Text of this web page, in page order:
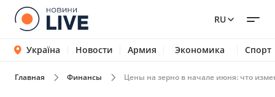
RU
Україна Новости Армия Экономика Спорт
Главная Финансы Цены на зерно в начале июня: что